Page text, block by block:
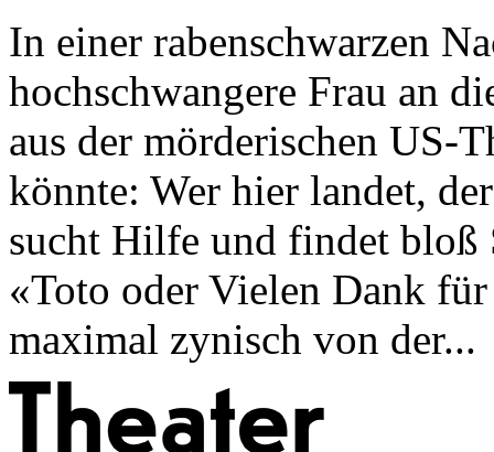
In einer rabenschwarzen
hochschwangere Frau an
aus der mörderischen US-
könnte: Wer hier landet,
sucht Hilfe und findet bloß
«Toto oder Vielen Dank
maximal zynisch von der...